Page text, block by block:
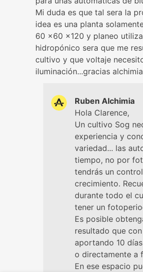
Mi duda es que tal sera la
idea es una planta
60 x60 x120 y planeo
hidropónico sera que me
cultivo y que voltaje
iluminación...gracias alchimia
Ruben Alchimia
Hola Clarence,
Un cultivo Sog
experiencia y
variedad... las
tiempo, no por
tendrás un
crecimiento.
durante todo el
tener un
Es posible
resultado que
aportando 10
o directamente a
En ese espacio